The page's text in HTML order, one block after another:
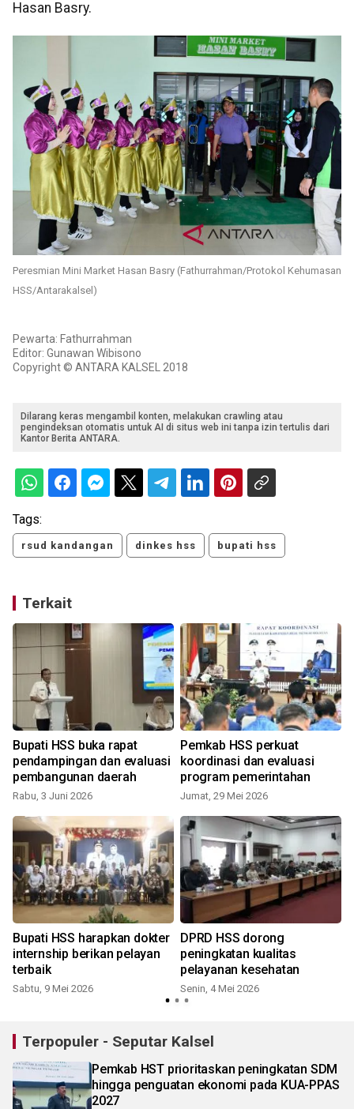
Hasan Basry.
Peresmian Mini Market Hasan Basry (Fathurrahman/Protokol Kehumasan
HSS/Antarakalsel)
Pewarta: Fathurrahman
Editor: Gunawan Wibisono
Copyright © ANTARA KALSEL 2018
Dilarang keras mengambil konten, melakukan crawling atau
pengindeksan otomatis untuk AI di situs web ini tanpa izin tertulis dari
Kantor Berita ANTARA.
Tags:
rsud kandangan dinkes hss bupati hss
Terkait
Bupati HSS buka rapat
pendampingan dan evaluasi
pembangunan daerah
Rabu, 3 Juni 2026
Pemkab HSS perkuat
koordinasi dan evaluasi
program pemerintahan
Jumat, 29 Mei 2026
Bupati HSS harapkan dokter
internship berikan pelayan
terbaik
Sabtu, 9 Mei 2026
DPRD HSS dorong
peningkatan kualitas
pelayanan kesehatan
Senin, 4 Mei 2026
Terpopuler - Seputar Kalsel
Pemkab HST prioritaskan peningkatan SDM
hingga penguatan ekonomi pada KUA-PPAS
2027